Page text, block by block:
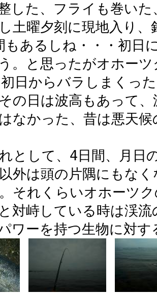
した、フライも巻いた
土曜夕刻 に現地入 り、
もあるしね・・・ 初日
。と 思ったがオホーツ
初日からバラしまくっ
の日は波高もあって、
なかった、 昔は悪天候
として、4日間、月日
外は頭の片隅にもな
それくらいオホーツ
と 対峙している時は渓流
ワーを持つ生物に対